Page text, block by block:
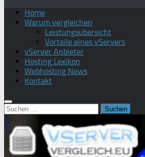
Home
Warum vergleichen
Leistungsübersicht
Vorteile eines vServers
vServer Anbieter
Hosting Lexikon
Webhosting News
Kontakt
Suchen
nach: